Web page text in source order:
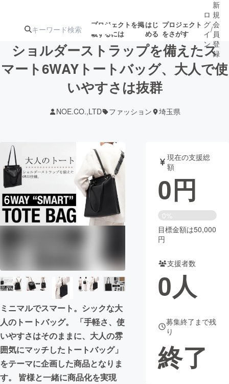
プロジェクトを掲
載するには
はじ
める
プロジェクト
をさがす
注目のリ 注目の新着プロ
ジェクト
募集終了が近いプ
テクノロジー・ガジェット
映像・映画 書籍・雑誌
ビジネス・起業 チャレンジ
CAMPFIRE for Social Good CAMPFIRE Creation
CAMPFIREふるさと納税
コミュニティ
ロ
グ
イ
ン
/
新
規
会
員
登
録
ショルダーストラップを備えたス
マート6WAYトートバッグ、大人で使
いやすさは抜群
NOE.CO.,LTD ファッション 埼玉県
ミニマルでスマート。シックな大
人のトートバッグ。 「手軽さ、使
いやすさはそのままに、大人の雰
囲気にマッチしたトートバッグ」
をテーマに企画した商品となりま
す。 皆様と一緒に商品化を実現
現在の支援総
額
0円
0%
目標金額は50,000
円
支援者数
0人
募集終了まで残
り
終了